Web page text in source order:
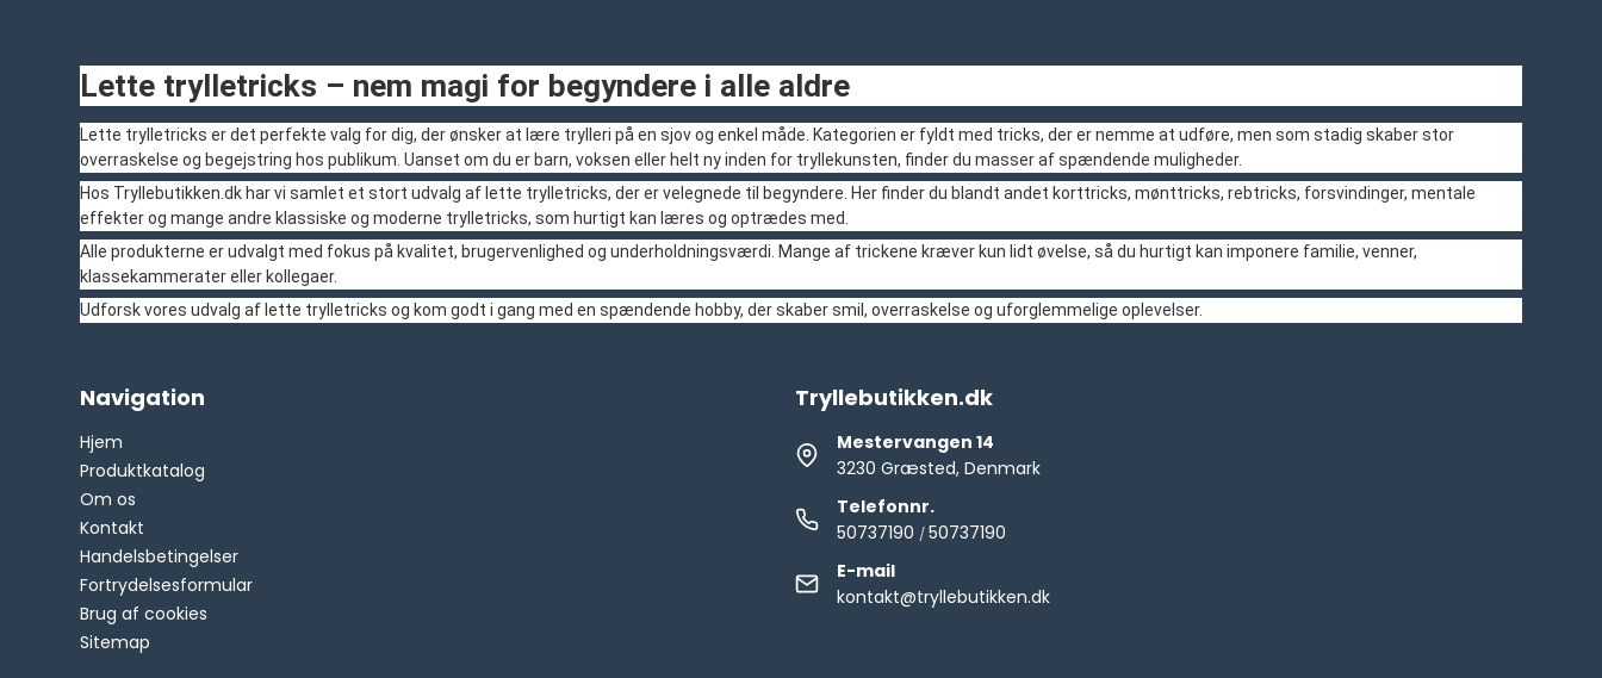
Lette trylletricks – nem magi for begyndere i alle aldre
Lette trylletricks er det perfekte valg for dig, der ønsker at lære trylleri på en sjov og enkel måde. Kategorien er fyldt med tricks, der er nemme at udføre, men som stadig skaber stor
overraskelse og begejstring hos publikum. Uanset om du er barn, voksen eller helt ny inden for tryllekunsten, finder du masser af spændende muligheder.
Hos Tryllebutikken.dk har vi samlet et stort udvalg af lette trylletricks, der er velegnede til begyndere. Her finder du blandt andet korttricks, mønttricks, rebtricks, forsvindinger, mentale
effekter og mange andre klassiske og moderne trylletricks, som hurtigt kan læres og optrædes med.
Alle produkterne er udvalgt med fokus på kvalitet, brugervenlighed og underholdningsværdi. Mange af trickene kræver kun lidt øvelse, så du hurtigt kan imponere familie, venner,
klassekammerater eller kollegaer.
Udforsk vores udvalg af lette trylletricks og kom godt i gang med en spændende hobby, der skaber smil, overraskelse og uforglemmelige oplevelser.
Navigation
Hjem
Produktkatalog
Om os
Kontakt
Handelsbetingelser
Fortrydelsesformular
Brug af cookies
Sitemap
Tryllebutikken.dk
Mestervangen 14
3230 Græsted, Denmark
Telefonnr.
50737190 /50737190
E-mail
kontakt@tryllebutikken.dk